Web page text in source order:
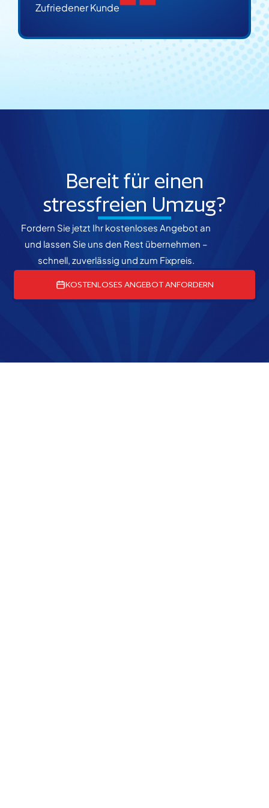
Zufriedener Kunde
Bereit für einen
stressfreien Umzug?
Fordern Sie jetzt Ihr kostenloses Angebot an
und lassen Sie uns den Rest übernehmen –
schnell, zuverlässig und zum Fixpreis.
KOSTENLOSES ANGEBOT ANFORDERN